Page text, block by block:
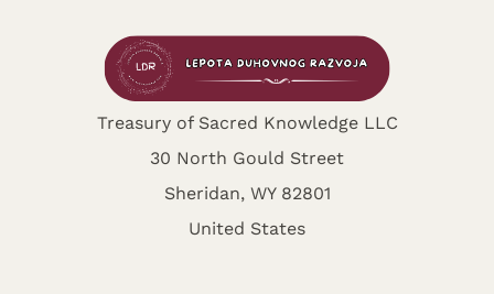
Treasury of Sacred Knowledge LLC
30 North Gould Street
Sheridan, WY 82801
United States